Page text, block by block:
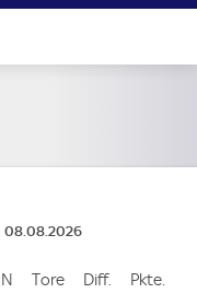
08.08.2026
N Niederlagen
Tore ToreDiff. Differenz
Pkte.